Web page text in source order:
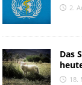
2.
Das
18.